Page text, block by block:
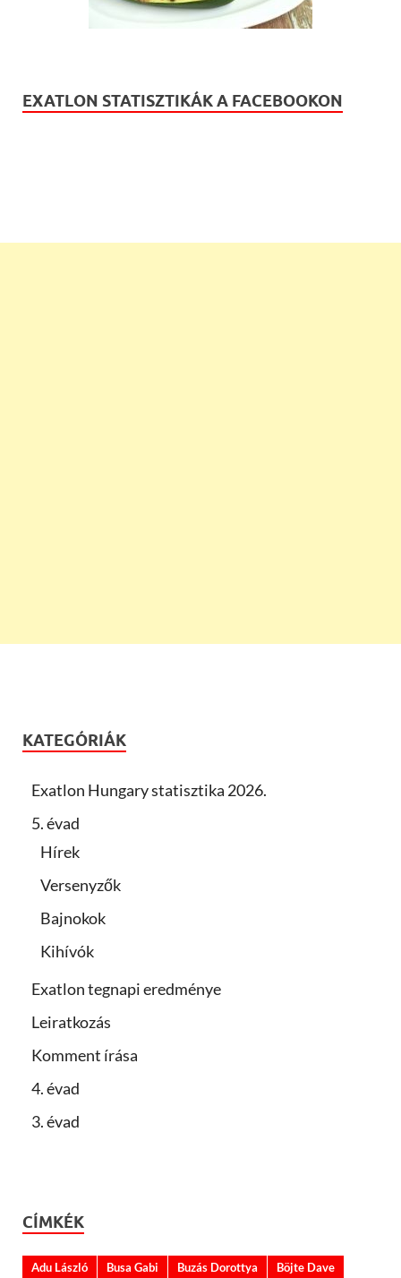
EXATLON STATISZTIKÁK A FACEBOOKON
KATEGÓRIÁK
Exatlon Hungary statisztika 2026.
5. évad
Hírek
Versenyzők
Bajnokok
Kihívók
Exatlon tegnapi eredménye
Leiratkozás
Komment írása
4. évad
3. évad
CÍMKÉK
Adu László Busa Gabi Buzás Dorottya
Böjte Dave